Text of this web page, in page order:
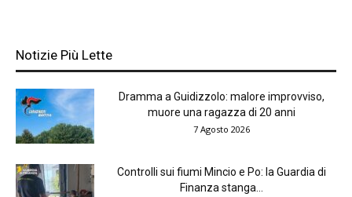
Notizie Più Lette
Dramma a Guidizzolo: malore improvviso,
muore una ragazza di 20 anni
7 Agosto 2026
Controlli sui fiumi Mincio e Po: la Guardia di
Finanza stanga...